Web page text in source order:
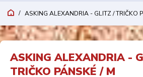
ASKING ALEXANDRIA - GLITZ / TRIČKO
ASKING ALEXANDRIA -
TRIČKO PÁNSKÉ / M